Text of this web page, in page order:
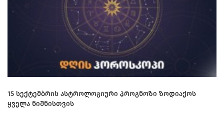
15 სექტემბრის ასტროლოგიური პროგნოზი ზოდიაქოს
ყველა ნიშნისთვის